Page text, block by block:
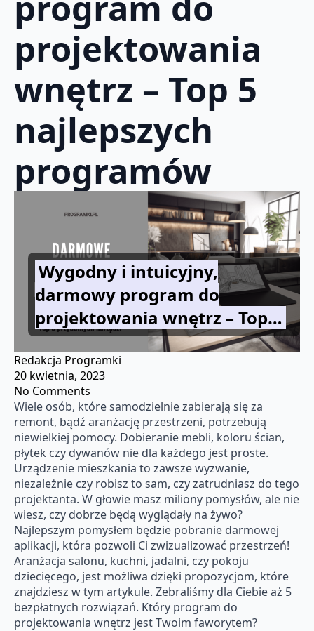
projektowania
wnętrz – Top 5
najlepszych
programów
Wygodny i intuicyjny,
darmowy program do
projektowania wnętrz – Top…
Redakcja Programki
20 kwietnia, 2023
No Comments
Wiele osób, które samodzielnie zabierają się za
remont, bądź aranżację przestrzeni, potrzebują
niewielkiej pomocy. Dobieranie mebli, koloru ścian,
płytek czy dywanów nie dla każdego jest proste.
Urządzenie mieszkania to zawsze wyzwanie,
niezależnie czy robisz to sam, czy zatrudniasz do tego
projektanta. W głowie masz miliony pomysłów, ale nie
wiesz, czy dobrze będą wyglądały na żywo?
Najlepszym pomysłem będzie pobranie darmowej
aplikacji, która pozwoli Ci zwizualizować przestrzeń!
Aranżacja salonu, kuchni, jadalni, czy pokoju
dziecięcego, jest możliwa dzięki propozycjom, które
znajdziesz w tym artykule. Zebraliśmy dla Ciebie aż 5
bezpłatnych rozwiązań. Który program do
projektowania wnętrz jest Twoim faworytem?